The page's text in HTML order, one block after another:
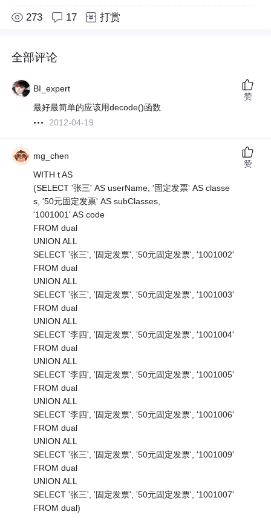
273 17 打赏
全部评论
BI_expert
最好最简单的应该用decode()函数
2012-04-19
赞
mg_chen
WITH t AS
(SELECT '张三' AS userName, '固定发票' AS classe
s, '50元固定发票' AS subClasses,
'1001001' AS code
FROM dual
UNION ALL
SELECT '张三', '固定发票', '50元固定发票', '1001002'
FROM dual
UNION ALL
SELECT '张三', '固定发票', '50元固定发票', '1001003'
FROM dual
UNION ALL
SELECT '李四', '固定发票', '50元固定发票', '1001004'
FROM dual
UNION ALL
SELECT '李四', '固定发票', '50元固定发票', '1001005'
FROM dual
UNION ALL
SELECT '李四', '固定发票', '50元固定发票', '1001006'
FROM dual
UNION ALL
SELECT '张三', '固定发票', '50元固定发票', '1001009'
FROM dual
UNION ALL
SELECT '张三', '固定发票', '50元固定发票', '1001007'
FROM dual)
赞